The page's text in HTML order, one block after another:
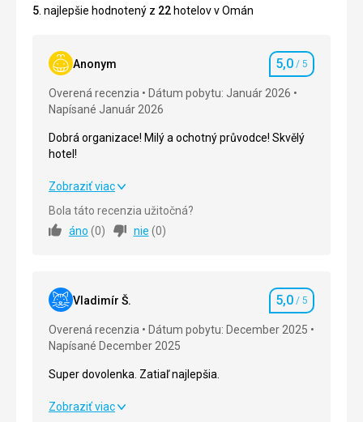
5. najlepšie hodnotený z 22 hotelov v Omán
Anonym Hodnotenie
5,0 / 5
Overená recenzia
Dátum pobytu: Január 2026
Napísané Január 2026
Dobrá organizace! Milý a ochotný průvodce! Skvělý
hotel!
Dobrá organizace! Milý a ochotný průvodce! Skvělý
hotel!
Strava
Okolie 5,0/ 5
Služby 5,0/ 5
Pláž
Zobraziť viac
Bola táto recenzia užitočná?
áno (0) nie (0)
Vladimír Š. Hodnotenie
5,0 / 5
Overená recenzia
Dátum pobytu: December 2025
Napísané December 2025
Super dovolenka. Zatiaľ najlepšia.
Super dovolenka. Zatiaľ najlepšia.
Zobraziť viac